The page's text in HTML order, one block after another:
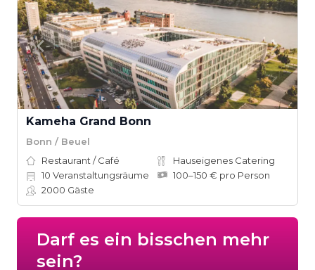
Kameha Grand Bonn
Bonn / Beuel
Restaurant / Café
Hauseigenes Catering
10 Veranstaltungsräume
100–150 € pro Person
2000 Gäste
Darf es ein bisschen mehr
sein?